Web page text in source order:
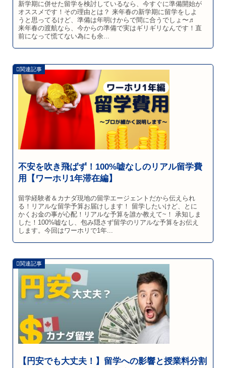
新学期に併せた留学を検討しているなら、今すぐに準備開始が
オススメです！その理由とは？ 来年春の新学期に留学をしよ
うと思ってるけど、準備は年明けからで間に合うでしょ〜♬
来年春の渡航なら、今からの準備で実はギリギリなんです！直
前になって慌てない為にも余...
不安を吹き飛ばず！100%嘘なしのリアル留学費
用【ワーホリ1年滞在編】
留学経験者＆カナダ現地の留学エージェントだから伝えられ
る！リアルな留学予算お届けします！ 留学したいけど、とに
かくお金の事が心配！リアルな予算を誰か教えて~！ 承知しま
した！100%嘘なし、包み隠さず留学のリアルな予算をお伝え
します。今回はワーホリで1年...
【円安でも大丈夫！】留学への影響と授業料分割